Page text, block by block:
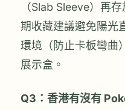
（Slab Sleeve）再
期收藏建議避免陽光
環境（防止卡板彎曲
展示盒。
Q3：香港有沒有